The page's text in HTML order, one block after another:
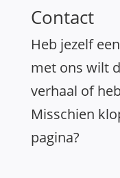
Contact
Heb jezelf
met ons wilt
verhaal of
Misschien
pagina?